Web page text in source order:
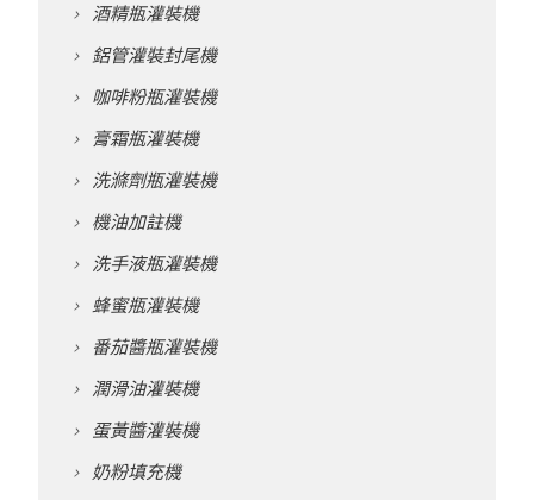
酒精瓶灌裝機
鋁管灌裝封尾機
咖啡粉瓶灌裝機
膏霜瓶灌裝機
洗滌劑瓶灌裝機
機油加註機
洗手液瓶灌裝機
蜂蜜瓶灌裝機
番茄醬瓶灌裝機
潤滑油灌裝機
蛋黃醬灌裝機
奶粉填充機